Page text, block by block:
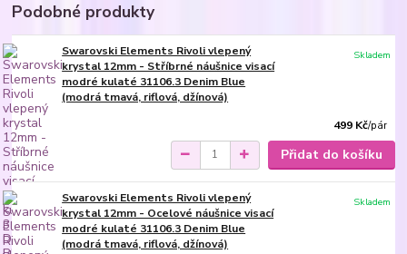
Podobné produkty
Swarovski Elements Rivoli vlepený
krystal 12mm - Stříbrné náušnice visací
modré kulaté 31106.3 Denim Blue
(modrá tmavá, riflová, džínová)
499 Kč/pár
Skladem
Přidat do košíku
Swarovski Elements Rivoli vlepený
krystal 12mm - Ocelové náušnice visací
modré kulaté 31106.3 Denim Blue
(modrá tmavá, riflová, džínová)
Skladem